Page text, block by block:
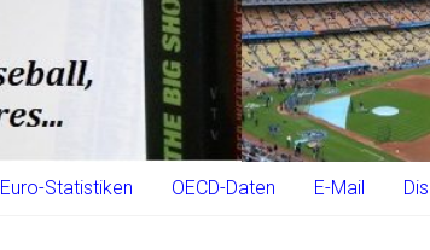
Euro-Statistiken OECD-Daten E-Mail